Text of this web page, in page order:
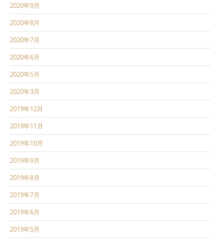
2020年9月
2020年8月
2020年7月
2020年6月
2020年5月
2020年3月
2019年12月
2019年11月
2019年10月
2019年9月
2019年8月
2019年7月
2019年6月
2019年5月